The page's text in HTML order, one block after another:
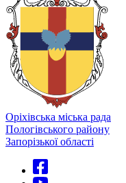
Оріхівська міська рада
Пологівського району
Запорізької області